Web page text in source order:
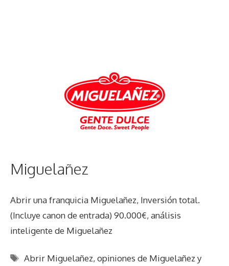
Miguelañez
Abrir una franquicia Miguelañez, Inversión total.
(Incluye canon de entrada) 90.000€, análisis
inteligente de Miguelañez
Etiquetas
Abrir Miguelañez,opiniones de Miguelañez y